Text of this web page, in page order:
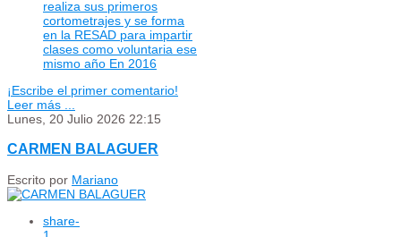
realiza sus primeros
cortometrajes y se forma
en la RESAD para impartir
clases como voluntaria ese
mismo año En 2016
¡Escribe el primer comentario!
Leer más ...
Lunes, 20 Julio 2026 22:15
CARMEN BALAGUER
Escrito por Mariano
share-